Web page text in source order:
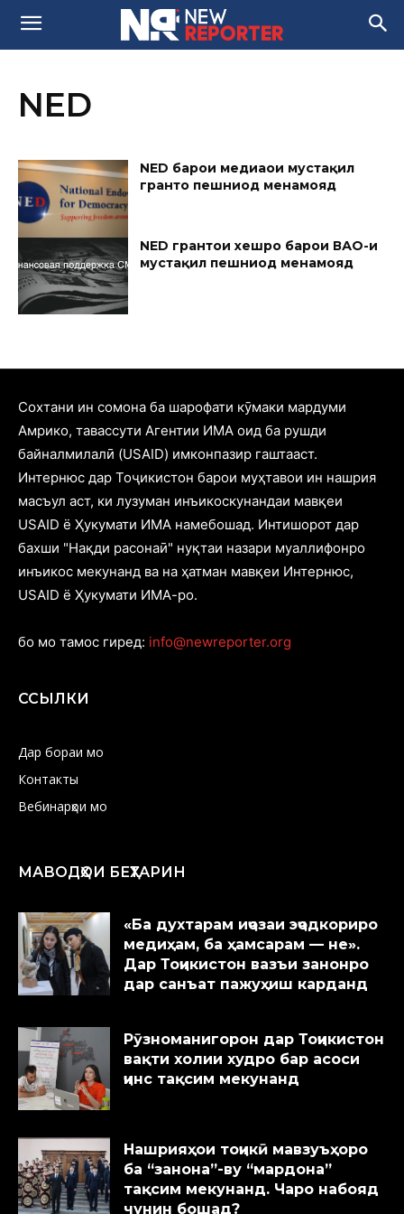
NED
NED барои медиаҳои мустақил
грантҳо пешниҳод менамояд
NED грантҳои хешро барои ВАО-и
мустақил пешниҳод менамояд
Cохтани ин сомона ба шарофати кӯмаки мардуми
Амрико, тавассути Агентии ИМА оид ба рушди
байналмилалӣ (USAID) имконпазир гаштааст.
Интернюс дар Тоҷикистон барои муҳтавои ин нашрия
масъул аст, ки лузуман инъикоскунандаи мавқеи
USAID ё Ҳукумати ИМА намебошад. Интишорот дар
бахши "Нақди расонаӣ" нуқтаи назари муаллифонро
инъикос мекунанд ва на ҳатман мавқеи Интернюс,
USAID ё Ҳукумати ИМА-ро.
бо мо тамос гиред: info@newreporter.org
ССЫЛКИ
Дар бораи мо
Контакты
Вебинарҳои мо
МАВОДҲОИ БЕҲТАРИН
«Ба духтарам иҷозаи эҷодкориро
медиҳам, ба ҳамсарам — не».
Дар Тоҷикистон вазъи занонро
дар санъат пажуҳиш карданд
Рӯзноманигорон дар Тоҷикистон
вақти холии худро бар асоси
ҷинс тақсим мекунанд
Нашрияҳои тоҷикӣ мавзуъҳоро
ба “занона”-ву “мардона”
тақсим мекунанд. Чаро набояд
чунин бошад?